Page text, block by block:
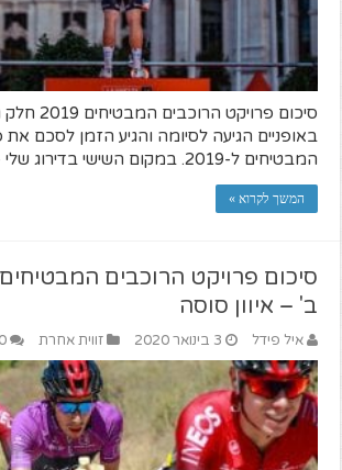
באופניים הגיעה לסיומה והגיע הזמן לסכם את
המבטיחים ל-2019. במקום השישי בדירוג שלי - פאביו יקובסן.
המשך לקרוא »
ב' – איוון סוסה
איל פידל 3 בינואר 2020 זווית אחרת 0